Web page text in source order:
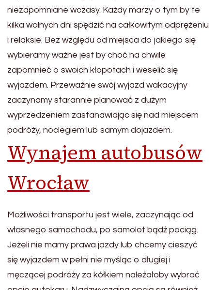
niezapomniane wczasy. Każdy marzy o tym by te
kilka wolnych dni spędzić na całkowitym odprężeniu
i relaksie. Bez względu od miejsca do jakiego się
wybieramy ważne jest by choć na chwile
zapomnieć o swoich kłopotach i weselić się
wyjazdem. Przeważnie swój wyjazd wakacyjny
zaczynamy starannie planować z dużym
wyprzedzeniem zastanawiając się nad miejscem
podróży, noclegiem lub samym dojazdem.
Wynajem autobusów
Wrocław
Możliwości transportu jest wiele, zaczynając od
własnego samochodu, po samolot bądź pociąg.
Jeżeli nie mamy prawa jazdy lub chcemy cieszyć
się wyjazdem w pełni nie myśląc o długiej i
męczącej podróży za kółkiem należałoby wybrać